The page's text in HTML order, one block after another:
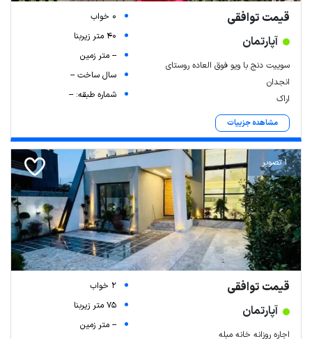
قیمت توافقی
آپارتمان
سوییت دنج با ویو فوق العاده روستای
انجدان
اراک
مشاهده جزییات
0 خواب
40 متر زیربنا
-- متر زمین
سال ساخت --
شماره طبقه: --
1 تصویر
قیمت توافقی
آپارتمان
اجاره روزانه خانه مبله
2 خواب
75 متر زیربنا
-- متر زمین